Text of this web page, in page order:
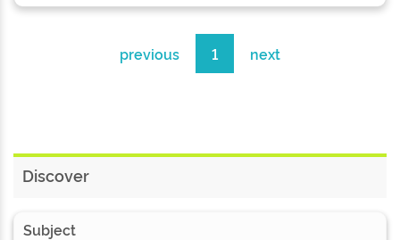
previous 1 next
Discover
Subject